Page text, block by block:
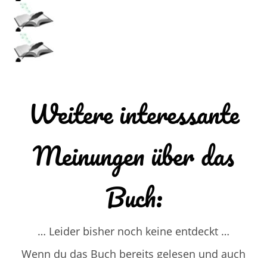
Weitere interessante
Meinungen über das
Buch:
… Leider bisher noch keine entdeckt …
Wenn du das Buch bereits gelesen und auch